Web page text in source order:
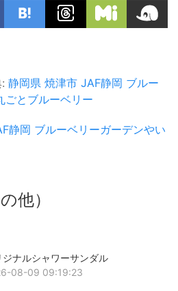
静岡県 焼津市 JAF静岡 ブルー
ごとブルーベリー
静岡 ブルーベリーガーデンやい
他）
ジナルシャワーサンダル
08-09 09:19:23